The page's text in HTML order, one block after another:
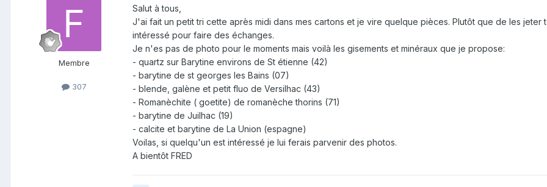
Membre
307
Salut à tous,
J'ai fait un petit tri cette après midi dans mes cartons et je vire quelque pièces. Plutôt que de les
intéressé pour faire des échanges.
Je n'es pas de photo pour le moments mais voilà les gisements et minéraux que je propose:
- quartz sur Barytine environs de St étienne (42)
- barytine de st georges les Bains (07)
- blende, galène et petit fluo de Versilhac (43)
- Romanèchite ( goetite) de romanèche thorins (71)
- barytine de Juilhac (19)
- calcite et barytine de La Union (espagne)
Voilas, si quelqu'un est intéressé je lui ferais parvenir des photos.
A bientôt FRED